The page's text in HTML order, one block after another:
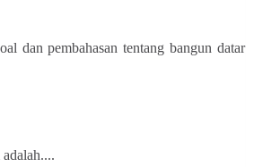
dan pembahasan tentang bangun datar